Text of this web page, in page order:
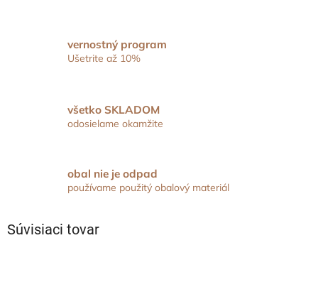
vernostný program
Ušetrite až 10%
všetko SKLADOM
odosielame okamžite
obal nie je odpad
používame použitý obalový materiál
Súvisiaci tovar